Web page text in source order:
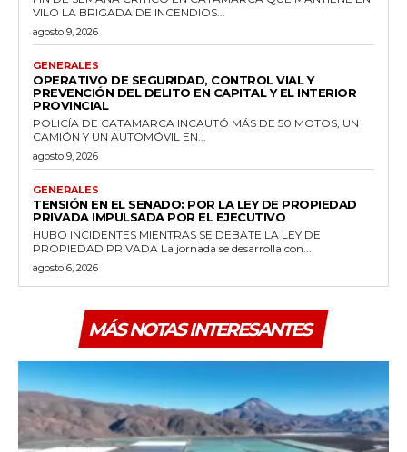
VILO LA BRIGADA DE INCENDIOS...
agosto 9, 2026
GENERALES
OPERATIVO DE SEGURIDAD, CONTROL VIAL Y
PREVENCIÓN DEL DELITO EN CAPITAL Y EL INTERIOR
PROVINCIAL
POLICÍA DE CATAMARCA INCAUTÓ MÁS DE 50 MOTOS, UN
CAMIÓN Y UN AUTOMÓVIL EN...
agosto 9, 2026
GENERALES
TENSIÓN EN EL SENADO: POR LA LEY DE PROPIEDAD
PRIVADA IMPULSADA POR EL EJECUTIVO
HUBO INCIDENTES MIENTRAS SE DEBATE LA LEY DE
PROPIEDAD PRIVADA La jornada se desarrolla con...
agosto 6, 2026
MÁS NOTAS INTERESANTES